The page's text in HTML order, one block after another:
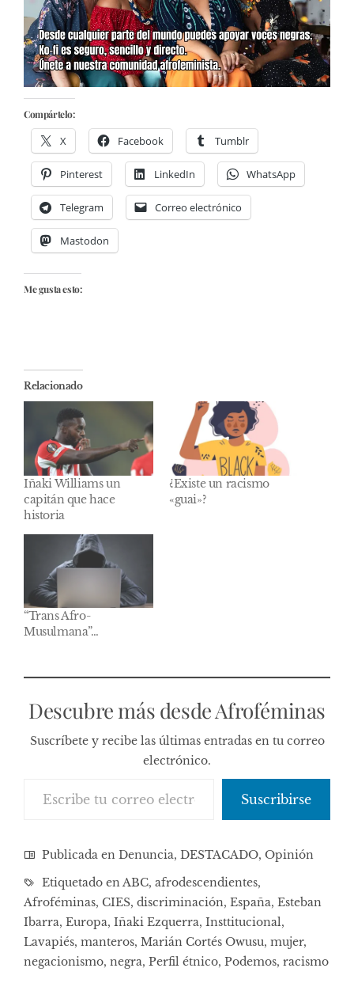
Compártelo:
X Facebook Tumblr
Pinterest LinkedIn WhatsApp
Telegram Correo electrónico
Mastodon
Me gusta esto:
Relacionado
Iñaki Williams un
capitán que hace
historia
¿Existe un racismo
«guai»?
“Trans Afro-
Musulmana”…
Descubre más desde Afroféminas
Suscríbete y recibe las últimas entradas en tu correo
electrónico.
Suscribirse
Publicada en Denuncia, DESTACADO, Opinión
Etiquetado enABC, afrodescendientes,
Afroféminas, CIES, discriminación, España, Esteban
Ibarra, Europa, Iñaki Ezquerra, Insttitucional,
Lavapiés, manteros, Marián Cortés Owusu, mujer,
negacionismo, negra, Perfil étnico, Podemos, racismo